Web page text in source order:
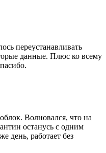
переустанавливать
данные. Плюс ко всему
Волновался, что на
останусь с одним
день, работает без